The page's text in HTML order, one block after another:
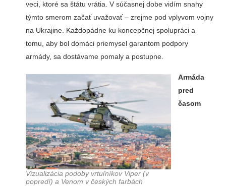
veci, ktoré sa štátu vrátia. V súčasnej dobe vidím snahy
týmto smerom začať uvažovať – zrejme pod vplyvom vojny
na Ukrajine. Každopádne ku koncepčnej spolupráci a
tomu, aby bol domáci priemysel garantom podpory
armády, sa dostávame pomaly a postupne.
Vizualizácia podoby vrtuľníkov Viper (v
popredí) a Venom v českých farbách
Armáda
pred
časom